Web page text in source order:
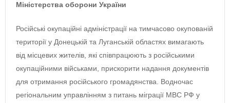
Міністерства оборони України
Російські окупаційні адміністрації на тимчасово окупованій
території у Донецькій та Луганській областях вимагають
від місцевих жителів, які співпрацюють з російськими
окупаційними військами, прискорити надання документів
для отримання російського громадянства. Водночас
регіональним управлінням з питань міграції МВС РФ у